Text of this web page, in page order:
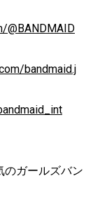
@BANDMAID
bandmaid.j
のガールズバン